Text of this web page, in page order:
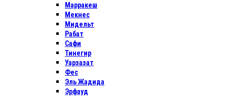
Марракеш
Мекнес
Мидельт
Рабат
Сафи
Тинегир
Уарзазат
Фес
Эль Жадида
Эрфауд